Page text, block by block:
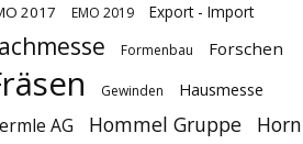
2017 EMO 2019 Export - Import
Formenbau Forschen
Gewinden Hausmesse
AG Hommel Gruppe Horn